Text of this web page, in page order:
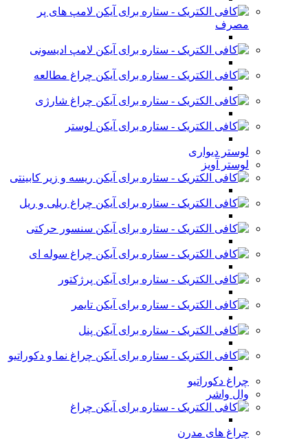
لامپ های پر
مصرف
لامپ ادیسونی
چراغ مطالعه
چراغ شارژی
لوستر
لوستر دیواری
لوستر آویز
ریسه و زیر کابینتی
چراغ ریلی و ریل
سنسور حرکتی
چراغ سوله ای
پرژکتور
تایمر
پنل
چراغ نما و دکوراتیو
چراغ دکوراتیو
وال واشر
چراغ
چراغ های مدرن